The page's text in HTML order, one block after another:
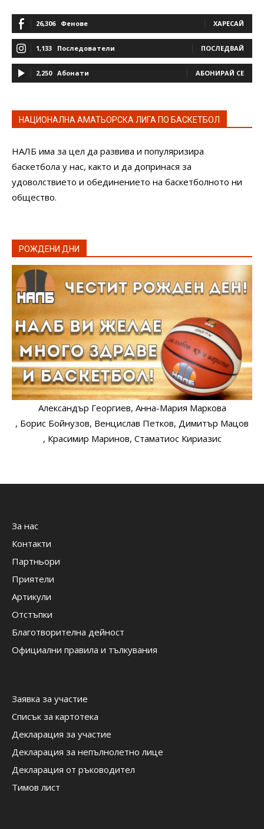
26,306 Фенове ХАРЕСАЙ
1,133 Последователи ПОСЛЕДВАЙ
2,250 Абонати АБОНИРАЙ СЕ
НАЦИОНАЛНА АМАТЬОРСКА ЛИГА ПО БАСКЕТБОЛ
НАЛБ има за цел да развива и популяризира
баскетбола у нас, както и да допринася за
удоволствието и обединението на баскетболното ни
общество.
РОЖДЕНИ ДНИ
Александър Георгиев, Анна-Мария Маркова
, Борис Бойнузов, Венцислав Петков, Димитър Мацов
, Красимир Маринов, Стаматиос Кириазис
За нас
Контакти
Партньори
Приятели
Артикули
Отстъпки
Благотворителна дейност
Официални правила и тълкувания
Заявка за участие
Списък за картотека
Декларация за участие
Декларация за непълнолетно лице
Декларация от ръководител
Тимов лист